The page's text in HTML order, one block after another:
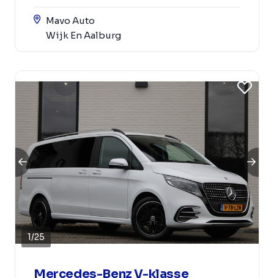
Mavo Auto
Wijk En Aalburg
1/25
Mercedes-Benz V-klasse